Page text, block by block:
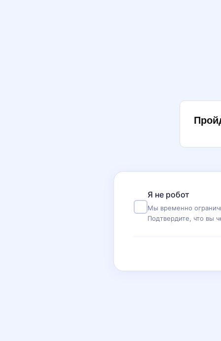
Я не робот
Мы временно
Подтвердите, что вы